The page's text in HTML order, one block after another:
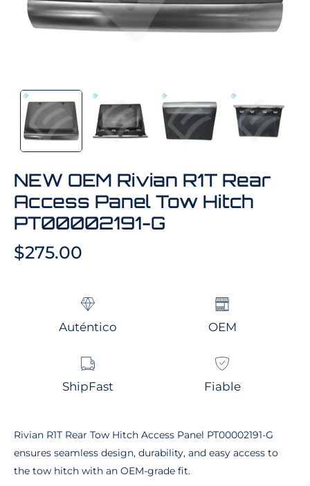
NEW OEM Rivian R1T Rear
Access Panel Tow Hitch
PT00002191-G
$275.00
Auténtico OEM
ShipFast Fiable
Rivian R1T Rear Tow Hitch Access Panel PT00002191-G
ensures seamless design, durability, and easy access to
the tow hitch with an OEM-grade fit.